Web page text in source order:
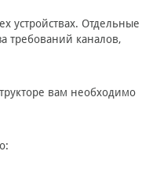
устройствах. Отдельные
требований каналов,
вам необходимо